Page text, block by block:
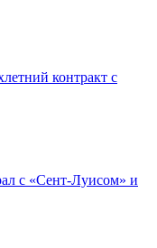
контракт с
с «Сент-Луисом» и